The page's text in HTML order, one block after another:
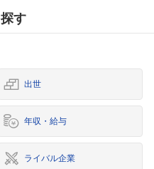
す
出世
年収・給与
ライバル企業